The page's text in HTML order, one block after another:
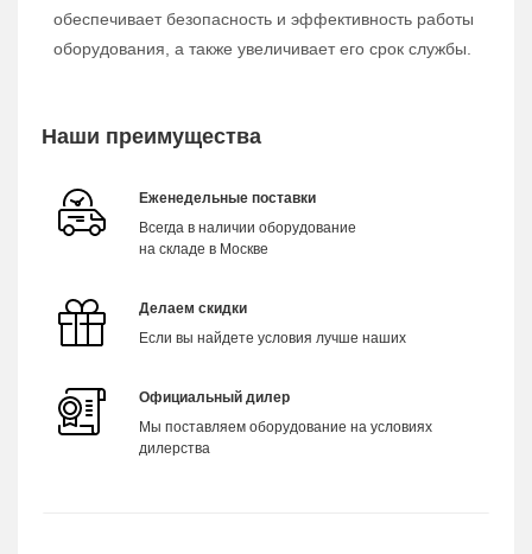
обеспечивает безопасность и эффективность работы
оборудования, а также увеличивает его срок службы.
Наши преимущества
Еженедельные поставки
Всегда в наличии оборудование
на складе в Москве
Делаем скидки
Если вы найдете условия лучше наших
Официальный дилер
Мы поставляем оборудование на условиях
дилерства